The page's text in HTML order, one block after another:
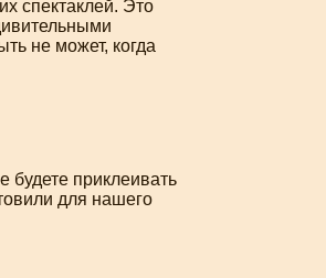
спектаклей. Это
не может, когда
будете приклеивать
для нашего